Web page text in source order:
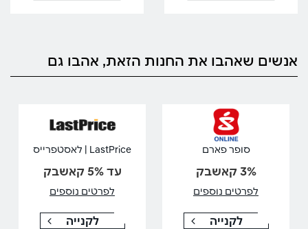
אנשים שאהבו את החנות הזאת, אהבו גם
סופר פארם
3% קאשבק
לפרטים נוספים
לקנייה
LastPrice | לאסטפרייס
עד 5% קאשבק
לפרטים נוספים
לקנייה